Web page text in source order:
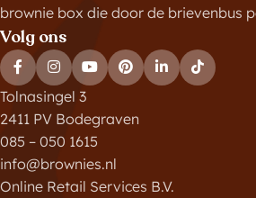
brownie box die door de brievenbus
Volg ons
Tolnasingel 3
2411 PV Bodegraven
085 – 050 1615
info@brownies.nl
Online Retail Services B.V.